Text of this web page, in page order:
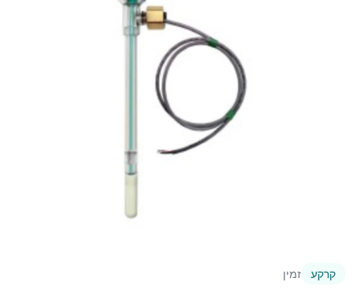
קרקע זמין